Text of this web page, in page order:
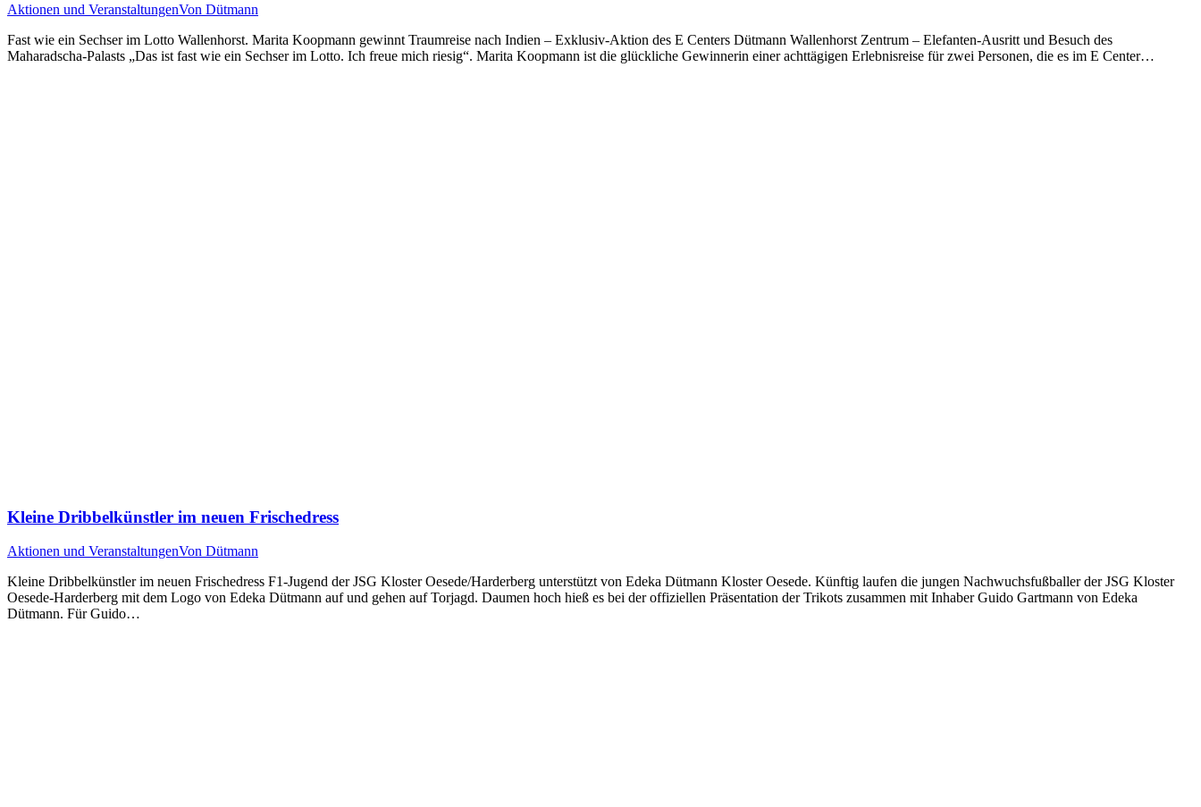
Aktionen und VeranstaltungenVon Dütmann
Fast wie ein Sechser im Lotto Wallenhorst. Marita Koopmann gewinnt Traumreise nach Indien – Exklusiv-Aktion des E Centers Dütmann Wallenhorst Zentrum – Elefanten-Ausritt und Besuch des
Maharadscha-Palasts „Das ist fast wie ein Sechser im Lotto. Ich freue mich riesig“. Marita Koopmann ist die glückliche Gewinnerin einer achttägigen Erlebnisreise für zwei Personen, die es im E Center…
Kleine Dribbelkünstler im neuen Frischedress
Aktionen und VeranstaltungenVon Dütmann
Kleine Dribbelkünstler im neuen Frischedress F1-Jugend der JSG Kloster Oesede/Harderberg unterstützt von Edeka Dütmann Kloster Oesede. Künftig laufen die jungen Nachwuchsfußballer der JSG Kloster
Oesede-Harderberg mit dem Logo von Edeka Dütmann auf und gehen auf Torjagd. Daumen hoch hieß es bei der offiziellen Präsentation der Trikots zusammen mit Inhaber Guido Gartmann von Edeka
Dütmann. Für Guido…